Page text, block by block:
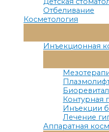
Отбеливание
Косметология
Инъекционная
Контурная
Инъекции
Лечение
Аппаратная